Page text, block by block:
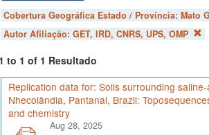
Cobertura Geográfica Estado / Província: Mato
Autor Afiliação: GET, IRD, CNRS, UPS, OMP
to 1 of 1 Resultado
Replication data for: Soils surrounding
Nhecolândia, Pantanal, Brazil:
and chemistry
Aug 28, 2025